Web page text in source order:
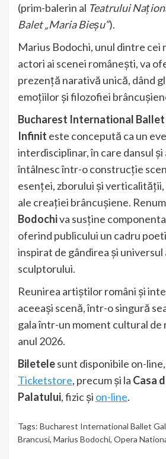
(prim-balerin al Teatrului
Balet „Maria Bieșu“).
Marius Bodochi, unul dintre cei
actori ai scenei românești, va
prezență narativă unică, dând
emoțiilor și filozofiei
Bucharest International Ballet
Infinit este concepută ca un
interdisciplinar, în care dansul
întâlnesc într-o construcție
esenței, zborului și
ale creației brâncușiene.
Bodochiva susține
oferind publicului un cadru
inspirat de gândirea și universul
sculptorului.
Reunirea artiștilor români și
aceeași scenă, într-o singură
gala într-un moment cultural
anul 2026.
Biletelesunt disponibile on-
Ticketstore, precum și la Casa
Palatului, fizic și on-line.
Tags: Bucharest International Ballet
Brancusi, Marius Bodochi, Opera